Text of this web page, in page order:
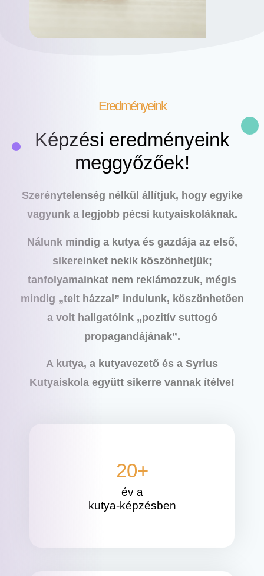
Eredményeink
Képzési eredményeink
meggyőzőek!
Szerénytelenség nélkül állítjuk, hogy egyike
vagyunk a legjobb pécsi kutyaiskoláknak.
Nálunk mindig a kutya és gazdája az első,
sikereinket nekik köszönhetjük;
tanfolyamainkat nem reklámozzuk, mégis
mindig „telt házzal” indulunk, köszönhetően
a volt hallgatóink „pozitív suttogó
propagandájának”.
A kutya, a kutyavezető és a Syrius
Kutyaiskola együtt sikerre vannak ítélve!
20+
év a
kutya-képzésben